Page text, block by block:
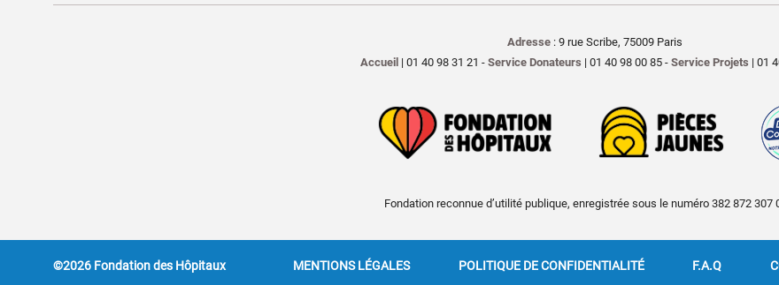
Adresse : 9 rue Scribe, 75009 Paris
Accueil | 01 40 98 31 21 - Service Donateurs | 01 40 98 00 85 - Service Projets | 01
Fondation reconnue d’utilité publique, enregistrée sous le numéro 382 872 307
©2026 Fondation des Hôpitaux MENTIONS LÉGALES POLITIQUE DE CONFIDENTIALITÉ F.A.Q